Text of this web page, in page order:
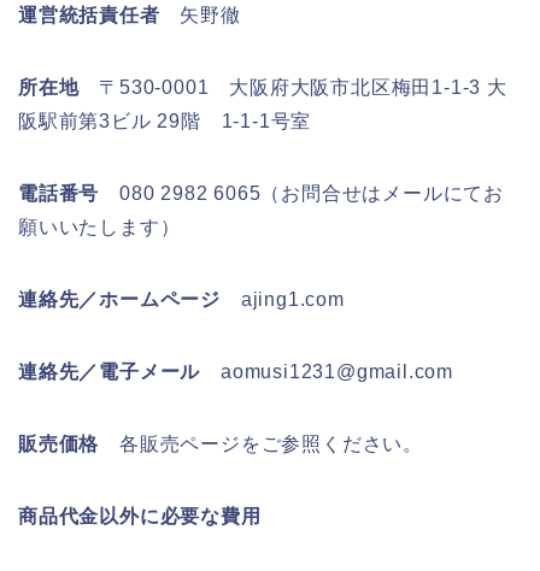
運営統括責任者 矢野徹
所在地〒530-0001 大阪府大阪市北区梅田1-1-3 大
阪駅前第3ビル 29階 1-1-1号室
電話番号 080 2982 6065（お問合せはメールにてお
願いいたします）
連絡先／ホームページ ajing1.com
連絡先／電子メール aomusi1231@gmail.com
販売価格 各販売ページをご参照ください。
商品代金以外に必要な費用